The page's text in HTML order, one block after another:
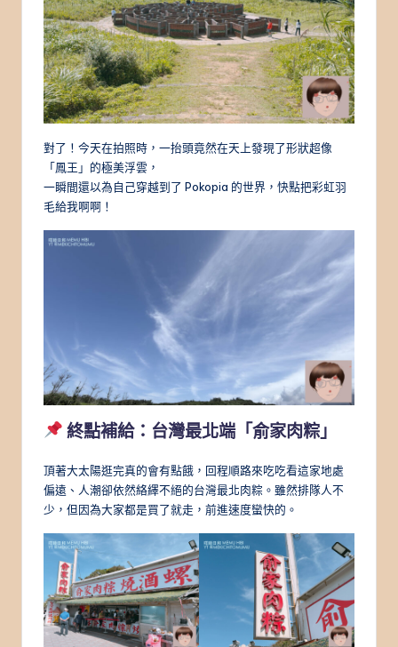
對了！今天在拍照時，一抬頭竟然在天上發現了形狀超像
「鳳王」的極美浮雲，
一瞬間還以為自己穿越到了 Pokopia 的世界，快點把彩虹羽
毛給我啊啊！
終點補給：台灣最北端「俞家肉粽」
頂著大太陽逛完真的會有點餓，回程順路來吃吃看這家地處
偏遠、人潮卻依然絡繹不絕的台灣最北肉粽。雖然排隊人不
少，但因為大家都是買了就走，前進速度蠻快的。